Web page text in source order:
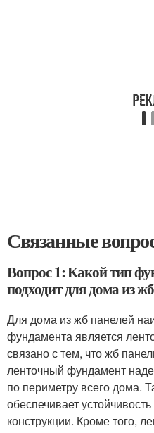
Связанные
Вопрос 1: Какой тип
подходит для дома из
Для дома из жб панелей
фундамента является
связано с тем, что жб
ленточный фундамент
по периметру всего дома.
обеспечивает
конструкции. Кроме того,